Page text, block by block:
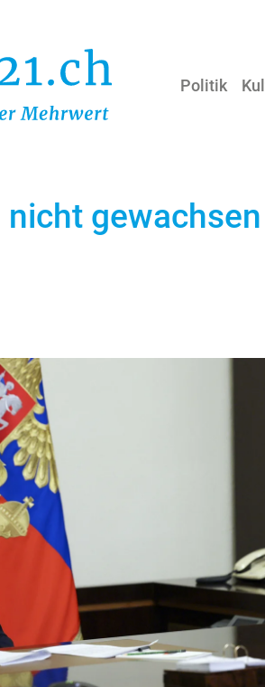
Politik
gewachsen